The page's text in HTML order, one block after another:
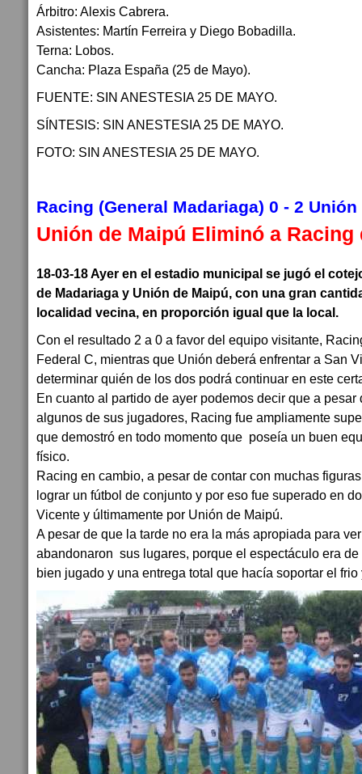
Árbitro: Alexis Cabrera.
Asistentes: Martín Ferreira y Diego Bobadilla.
Terna: Lobos.
Cancha: Plaza España (25 de Mayo).
FUENTE: SIN ANESTESIA 25 DE MAYO.
SÍNTESIS: SIN ANESTESIA 25 DE MAYO.
FOTO: SIN ANESTESIA 25 DE MAYO.
Racing (General Madariaga) 0 - 2 Unión
Unión de Maipú Eliminó a Racing
18-03-18 Ayer en el estadio municipal se jugó el
de Madariaga y Unión de Maipú, con una gran
localidad vecina, en proporción igual que la local.
Con el resultado 2 a 0 a favor del equipo visitante,
Federal C, mientras que Unión deberá enfrentar a San
determinar quién de los dos podrá continuar en este
En cuanto al partido de ayer podemos decir que a
algunos de sus jugadores, Racing fue ampliamente
que demostró en todo momento que poseía un buen
físico.
Racing en cambio, a pesar de contar con muchas
lograr un fútbol de conjunto y por eso fue superado en
Vicente y últimamente por Unión de Maipú.
A pesar de que la tarde no era la más apropiada para
abandonaron sus lugares, porque el espectáculo era
bien jugado y una entrega total que hacía soportar el